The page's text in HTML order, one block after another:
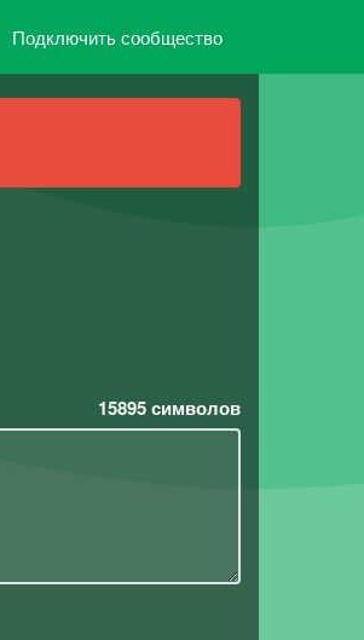
Подключить сообщество
15895символов